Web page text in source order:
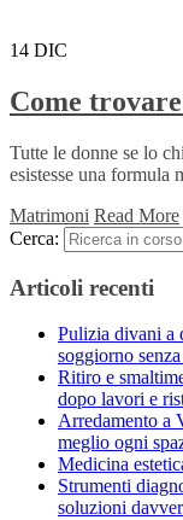
14 DIC
Come
Tutte le donne se lo
esistesse una formula
Matrimoni Read More
Cerca:
Articoli recenti
Pulizia divani a
soggiorno
Ritiro e
dopo lavori e
Arredamento a
meglio ogni
Medicina
Strumenti
soluzioni